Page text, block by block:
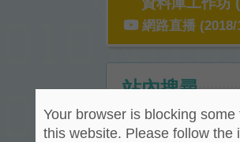
網路直播 (2018/
站內搜尋
Your browser is blocking some
this website. Please follow the